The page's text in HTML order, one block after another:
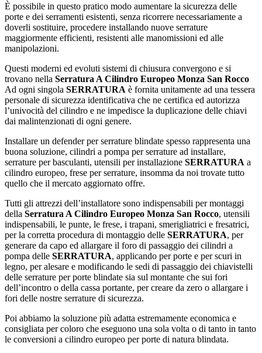
È possibile in questo pratico modo aumentare la sicurezza delle
porte e dei serramenti esistenti, senza ricorrere necessariamente a
doverli sostituire, procedere installando nuove serrature
maggiormente efficienti, resistenti alle manomissioni ed alle
manipolazioni.
Questi moderni ed evoluti sistemi di chiusura convergono e si
trovano nella Serratura A Cilindro Europeo Monza San Rocco
Ad ogni singola SERRATURA è fornita unitamente ad una tessera
personale di sicurezza identificativa che ne certifica ed autorizza
l’univocità del cilindro e ne impedisce la duplicazione delle chiavi
dai malintenzionati di ogni genere.
Installare un defender per serrature blindate spesso rappresenta una
buona soluzione, cilindri a pompa per serrature ad installare,
serrature per basculanti, utensili per installazione SERRATURA a
cilindro europeo, frese per serrature, insomma da noi trovate tutto
quello che il mercato aggiornato offre.
Tutti gli attrezzi dell’installatore sono indispensabili per montaggi
della Serratura A Cilindro Europeo Monza San Rocco, utensili
indispensabili, le punte, le frese, i trapani, smerigliatrici e fresatrici,
per la corretta procedura di montaggio delle SERRATURA, per
generare da capo ed allargare il foro di passaggio dei cilindri a
pompa delle SERRATURA, applicando per porte e per scuri in
legno, per alesare e modificando le sedi di passaggio dei chiavistelli
delle serrature per porte blindate sia sul montante che sui fori
dell’incontro o della cassa portante, per creare da zero o allargare i
fori delle nostre serrature di sicurezza.
Poi abbiamo la soluzione più adatta estremamente economica e
consigliata per coloro che eseguono una sola volta o di tanto in tanto
le conversioni a cilindro europeo per porte di natura blindata.